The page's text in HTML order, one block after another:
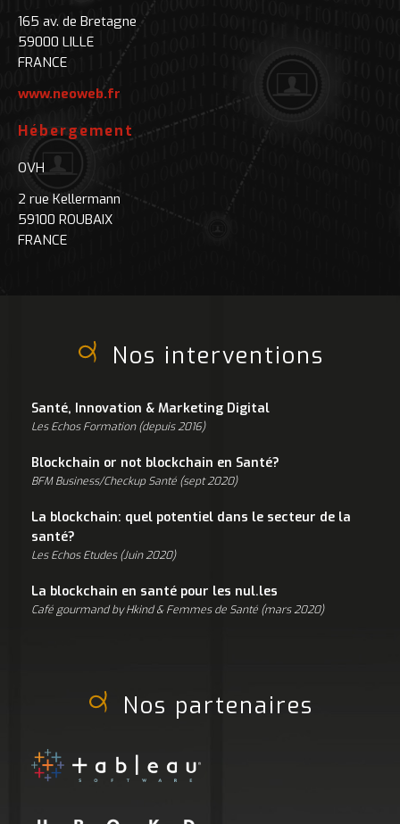
165 av. de Bretagne
59000 LILLE
FRANCE
www.neoweb.fr
Hébergement
OVH
2 rue Kellermann
59100 ROUBAIX
FRANCE
Nos interventions
Santé, Innovation & Marketing Digital
Les Echos Formation (depuis 2016)
Blockchain or not blockchain en Santé?
BFM Business/Checkup Santé (sept 2020)
La blockchain: quel potentiel dans le secteur de la
santé?
Les Echos Etudes (Juin 2020)
La blockchain en santé pour les nul.les
Café gourmand by Hkind & Femmes de Santé (mars 2020)
Nos partenaires